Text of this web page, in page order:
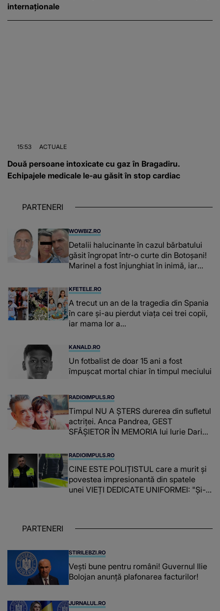
internaționale
15:53 ACTUALE
Două persoane intoxicate cu gaz în Bragadiru.
Echipajele medicale le-au găsit în stop cardiac
PARTENERI
WOWBIZ.RO
Detalii halucinante în cazul bărbatului
găsit îngropat într-o curte din Botoșani!
Marinel a fost înjunghiat în inimă, iar
suspecți
KFETELE.RO
A trecut un an de la tragedia din Spania
în care și-au pierdut viața cei trei copii,
iar mama lor a…
KANALD.RO
Un fotbalist de doar 15 ani a fost
împușcat mortal chiar în timpul meciului
RADIOIMPULS.RO
Timpul NU A ȘTERS durerea din sufletul
actriței. Anca Pandrea, GEST
SFÂȘIETOR ÎN MEMORIA lui Iurie Darie:
timpul parcă..."
RADIOIMPULS.RO
CINE ESTE POLIȚISTUL care a murit și
povestea impresionantă din spatele
unei VIEȚI DEDICATE UNIFORMEI: "Și-a
PARTENERI
STIRILEBZI.RO
Vești bune pentru români! Guvernul Ilie
Bolojan anunță plafonarea facturilor!
JURNALUL.RO